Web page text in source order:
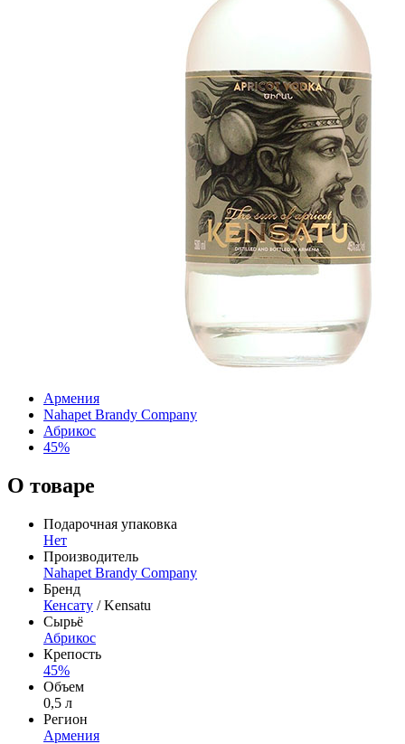
Армения
Nahapet Brandy Company
Абрикос
45%
О товаре
Подарочная упаковка
Нет
Производитель
Nahapet Brandy Company
Бренд
Кенсату / Kensatu
Сырьё
Абрикос
Крепость
45%
Объем
0,5 л
Регион
Армения